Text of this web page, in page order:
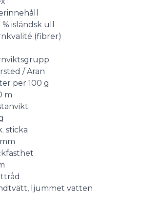
% isländsk ull
(fibrer)
/ Aran
per 100 g
m
sticka
ljummet vatten